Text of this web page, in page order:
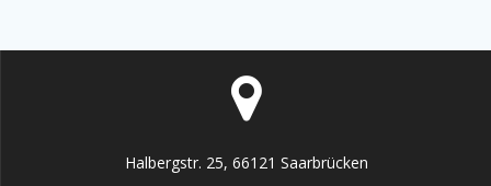
Halbergstr. 25, 66121 Saarbrücken